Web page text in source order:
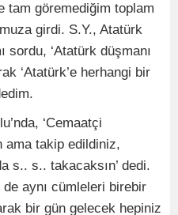
tam göremediğim toplam
girdi. S.Y., Atatürk
sordu, ‘Atatürk düşmanı
‘Atatürk’e herhangi bir
‘Cemaatçi
ama takip edildiniz,
s.. s.. takacaksın’ dedi.
aynı cümleleri birebir
bir gün gelecek hepiniz